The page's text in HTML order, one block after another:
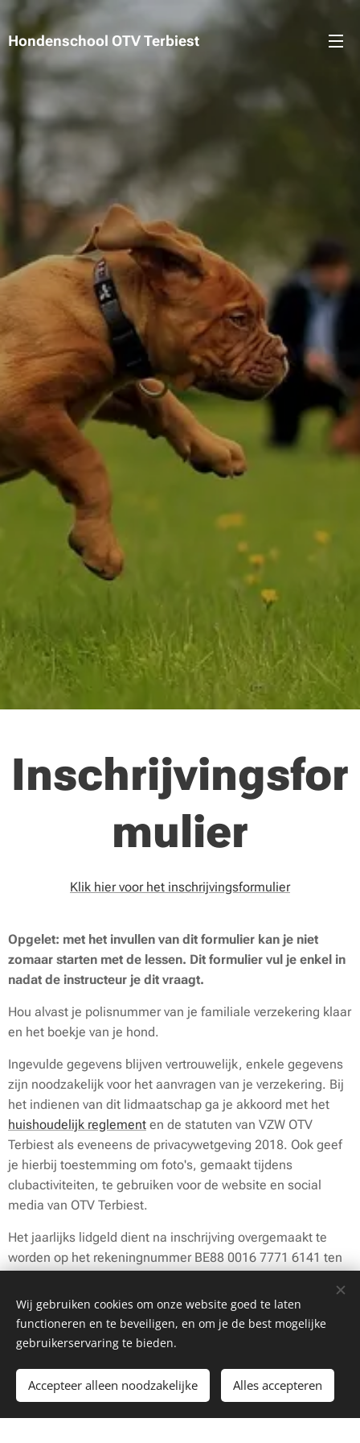
Hondenschool OTV Terbiest
Inschrijvingsfor
mulier
Klik hier voor het inschrijvingsformulier
Opgelet: met het invullen van dit formulier kan je niet
zomaar starten met de lessen. Dit formulier vul je enkel in
nadat de instructeur je dit vraagt.
Hou alvast je polisnummer van je familiale verzekering klaar
en het boekje van je hond.
Ingevulde gegevens blijven vertrouwelijk, enkele gegevens
zijn noodzakelijk voor het aanvragen van je verzekering. Bij
het indienen van dit lidmaatschap ga je akkoord met het
huishoudelijk reglement en de statuten van VZW OTV
Terbiest als eveneens de privacywetgeving 2018. Ook geef
je hierbij toestemming om foto's, gemaakt tijdens
clubactiviteiten, te gebruiken voor de website en social
media van OTV Terbiest.
Het jaarlijks lidgeld dient na inschrijving overgemaakt te
worden op het rekeningnummer BE88 0016 7771 6141 ten
per geleider. Hiermee kan je dan zowel de discipline
gehoorzaamheid, agility, mondioring én showtraining
uitoefenen. Indien je enkel showtraining wenst te volgen,
Mensen die later instappen betalen per trimester dat ze nog
Maak een gratis website. Begin
Wij gebruiken cookies om onze website goed te laten
functioneren en te beveiligen, en om je de best mogelijke
gebruikerservaring te bieden.
Accepteer alleen noodzakelijke Alles accepteren